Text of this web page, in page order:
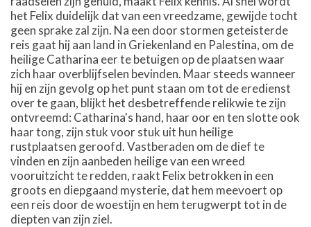
het Felix duidelijk dat van een vreedzame, gewijde tocht
geen sprake zal zijn. Na een door stormen geteisterde
reis gaat hij aan land in Griekenland en Palestina, om de
heilige Catharina eer te betuigen op de plaatsen waar
zich haar overblijfselen bevinden. Maar steeds wanneer
hij en zijn gevolg op het punt staan om tot de eredienst
over te gaan, blijkt het desbetreffende relikwie te zijn
ontvreemd: Catharina's hand, haar oor en ten slotte ook
haar tong, zijn stuk voor stuk uit hun heilige
rustplaatsen geroofd. Vastberaden om de dief te
vinden en zijn aanbeden heilige van een wreed
vooruitzicht te redden, raakt Felix betrokken in een
groots en diepgaand mysterie, dat hem meevoert op
een reis door de woestijn en hem terugwerpt tot in de
diepten van zijn ziel.